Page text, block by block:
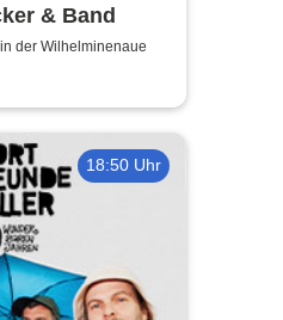
& Band
der Wilhelminenaue
18:50 Uhr